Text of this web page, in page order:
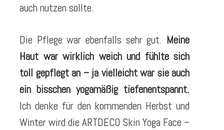
auch nutzen sollte.
Die Pflege war ebenfalls sehr gut. Meine
Haut war wirklich weich und fühlte sich
toll gepflegt an – ja vielleicht war sie auch
ein bisschen yogamäßig tiefenentspannt.
Ich denke für den kommenden Herbst und
Winter wird die ARTDECO Skin Yoga Face –